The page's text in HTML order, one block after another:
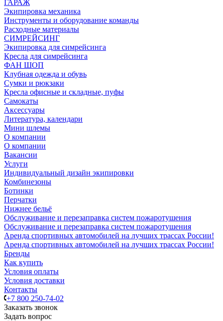
ГАРАЖ
Экипировка механика
Инструменты и оборудование команды
Расходные материалы
СИМРЕЙСИНГ
Экипировка для симрейсинга
Кресла для симрейсинга
ФАН ШОП
Клубная одежда и обувь
Сумки и рюкзаки
Кресла офисные и складные, пуфы
Самокаты
Аксессуары
Литература, календари
Мини шлемы
О компании
О компании
Вакансии
Услуги
Индивидуальный дизайн экипировки
Комбинезоны
Ботинки
Перчатки
Нижнее бельё
Обслуживание и перезаправка систем пожаротушения
Обслуживание и перезаправка систем пожаротушения
Аренда спортивных автомобилей на лучших трассах России!
Аренда спортивных автомобилей на лучших трассах России!
Бренды
Как купить
Условия оплаты
Условия доставки
Контакты
+7 800 250-74-02
Заказать звонок
Задать вопрос